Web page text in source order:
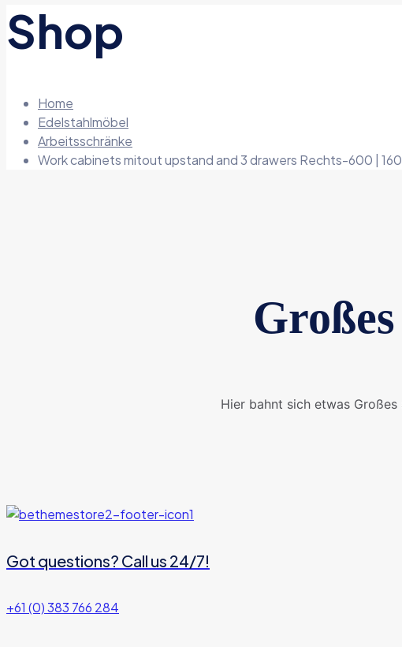
Shop
Home
Edelstahlmöbel
Arbeitsschränke
Work cabinets mitout upstand and 3 drawers Rechts-600 |
Hier bahnt sich etwas
Got questions? Call us 24/7!
+61 (0) 383 766 284